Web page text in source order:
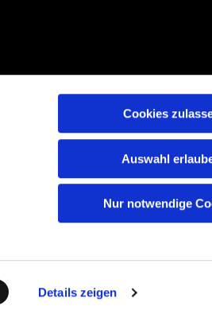
Details zeigen
Cookies
Auswahl
Nur notwendige